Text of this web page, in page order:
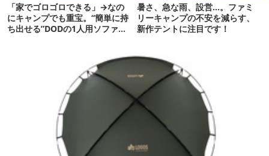
「家でゴロゴロできる」→なの
にキャンプでも重宝。“簡単に持
ち出せる”DODの1人用ソファが
暑さ、急な雨、設営…。ファミ
リーキャンプの不安を減らす、
新作テントに注目です！